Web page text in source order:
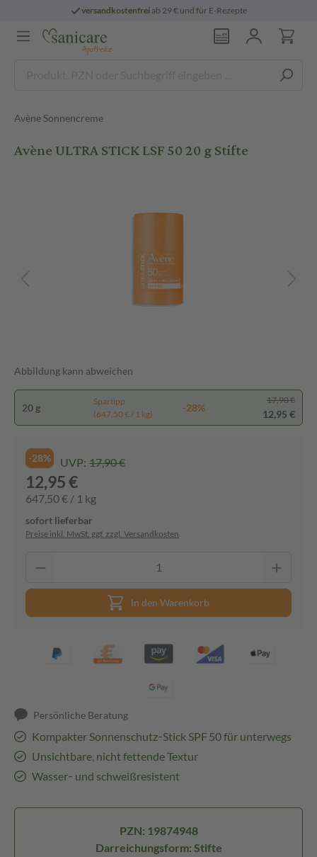
versandkostenfreiab 29 € und für E-Rezepte
Avène Sonnencreme
Avène ULTRA STICK LSF 50 20 g Stifte
Abbildung kann abweichen
20 g
Spartipp
(647,50 € / 1 kg)
-28%
17,90 €
12,95 €
-28% UVP: 17,90 €
12,95 €
647,50 € / 1 kg
sofort lieferbar
Preise inkl. MwSt. ggf. zzgl. Versandkosten
In den Warenkorb
Persönliche Beratung
Kompakter Sonnenschutz‑Stick SPF 50 für unterwegs
Unsichtbare, nicht fettende Textur
Wasser‑ und schweißresistent
PZN: 19874948
Darreichungsform: Stifte